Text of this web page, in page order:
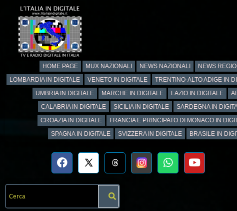
HOME PAGE MUX NAZIONALI NEWS NAZIONALI NEWS
LOMBARDIA IN DIGITALE
VENETO IN DIGITALE TRENTINO-ALTO ADIGE IN
UMBRIA IN DIGITALE
MARCHE IN DIGITALE LAZIO IN DIGITALE
CALABRIA IN DIGITALE
SICILIA IN DIGITALE SARDEGNA IN
CROAZIA IN DIGITALE
FRANCIA E PRINCIPATO DI MONACO IN
SPAGNA IN DIGITALE
SVIZZERA IN DIGITALE BRASILE IN